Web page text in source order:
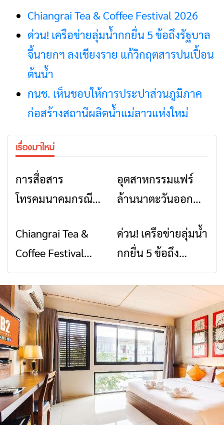
Chiangrai Tea & Coffee Festival 2026
ด่วน! เครือข่ายลุ่มน้ำกกยื่น 5 ข้อถึงรัฐบาล
จี้นายกฯ ลงเชียงราย แก้วิกฤตสารปนเปื้อน
ต้นน้ำ
กนช. เห็นชอบให้การประปาส่วนภูมิภาค
ก่อสร้างสถานีผลิตน้ำแม่ลาวแห่งใหม่
เรื่องมาใหม่
การสื่อสาร
โทรคมนาคมกรณีภัย
สัญญาณขาด การ
สื่อสารต้องไม่หยุด
ข่าวเชียงราย
อุตสาหกรรมแฟร์
ล้านนาตะวันออก
สินค้าเด่น และเสน่ห์
วัฒนธรรมจาก 4
จังหวัด เชียงราย
พะเยา แพร่ และ
น่าน พร้อมชม
คอนเสิร์ตจากศิลปิน
ชื่อดังตลอด 5 วัน
ข่าวเชียงราย
Chiangrai Tea &
Coffee Festival
2026
ข่าวเชียงราย
ด่วน! เครือข่ายลุ่มน้ำ
กกยื่น 5 ข้อถึง
รัฐบาล จี้นายกฯ ลง
เชียงราย แก้วิกฤต
สารปนเปื้อนต้นน้ำ